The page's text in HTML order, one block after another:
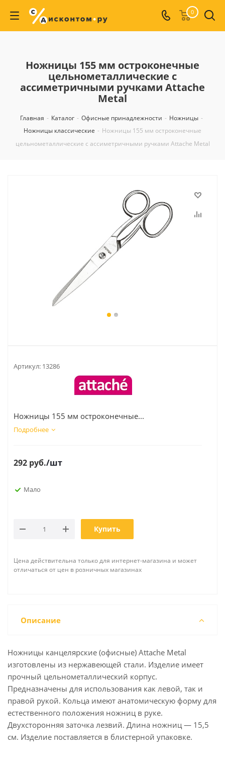
0
Ножницы 155 мм остроконечные
цельнометаллические с
ассиметричными ручками Attache
Metal
Главная - Каталог - Офисные принадлежности - Ножницы -
Ножницы классические - Ножницы 155 мм остроконечные
цельнометаллические с ассиметричными ручками Attache Metal
Артикул: 13286
Ножницы 155 мм остроконечные...
Подробнее
292 руб./шт
Мало
Купить
Цена действительна только для интернет-магазина и может
отличаться от цен в розничных магазинах
Описание
Ножницы канцелярские (офисные) Attache Metal
изготовлены из нержавеющей стали. Изделие имеет
прочный цельнометаллический корпус.
Предназначены для использования как левой, так и
правой рукой. Кольца имеют анатомическую форму для
естественного положения ножниц в руке.
Двухсторонняя заточка лезвий. Длина ножниц — 15,5
см. Изделие поставляется в блистерной упаковке.